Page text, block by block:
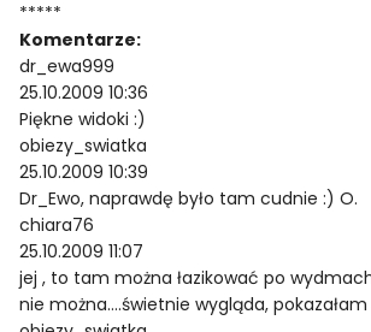
*****
Komentarze:
dr_ewa999
25.10.2009 10:36
Piękne widoki :)
obiezy_swiatka
25.10.2009 10:39
Dr_Ewo, naprawdę było tam cudnie :) O.
chiara76
25.10.2009 11:07
jej , to tam można łazikować po
nie można….świetnie wygląda, pokazałam